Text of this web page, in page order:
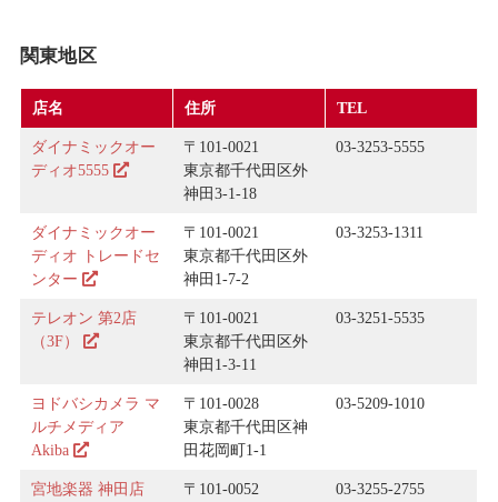
関東地区
店名 住所 TEL
ダイナミックオー
ディオ5555
〒101-0021
東京都千代田区外
神田3-1-18
03-3253-5555
ダイナミックオー
ディオ トレードセ
ンター
〒101-0021
東京都千代田区外
神田1-7-2
03-3253-1311
テレオン 第2店
（3F）
〒101-0021
東京都千代田区外
神田1-3-11
03-3251-5535
ヨドバシカメラ マ
ルチメディア
Akiba
〒101-0028
東京都千代田区神
田花岡町1-1
03-5209-1010
宮地楽器 神田店
〒101-0052
03-3255-2755